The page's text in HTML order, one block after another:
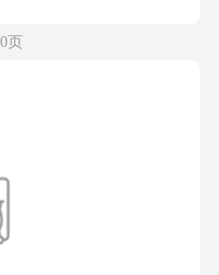
页